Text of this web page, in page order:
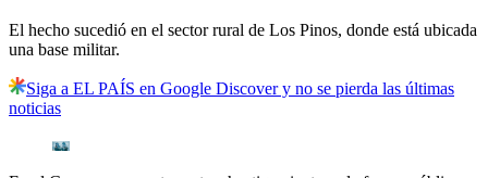
El hecho sucedió en el sector rural de Los Pinos, donde está ubicada
una base militar.
Siga a EL PAÍS en Google Discover y no se pierda las últimas
noticias